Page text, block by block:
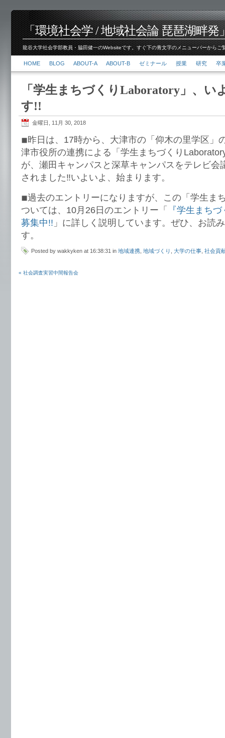
「環境社会学 / 地域社会論 琵琶湖畔発
龍谷大学社会学部教員・脇田健一のWebsiteです。すぐ下の青文字のメニューバーから
HOME BLOG ABOUT-A ABOUT-B ゼミナール 授業 研究 卒
「学生まちづくりLaboratory」、い
す!!
金曜日, 11月 30, 2018
◾︎昨日は、17時から、大津市の「仰木の里学区」
津市役所の連携による「学生まちづくり
が、瀬田キャンパスと深草キャンパスをテレビ会
されました‼️いよいよ、始まります。
◾︎過去のエントリーになりますが、この「学生ま
ついては、10月26日のエントリー「
『学生まち
募集中!! 」に詳しく説明しています。ぜひ、お読
す。
Posted by wakkyken at 16:38:31 in 地域連携 地域づくり 大学の仕事 社会貢
« 社会調査実習中間報告会